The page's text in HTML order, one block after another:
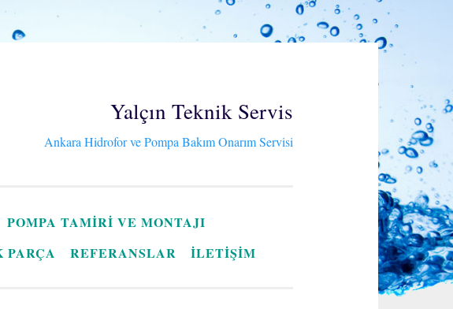
Yalçın Teknik Servis
Ankara Hidrofor ve Pompa Bakım Onarım Servisi
POMPA TAMIRI VE MONTAJI
PARÇA REFERANSLAR İLETİŞİM